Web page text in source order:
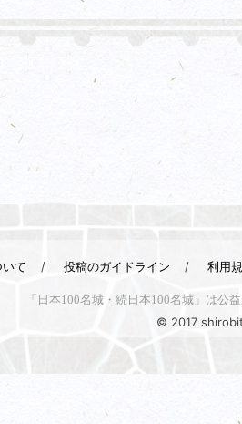
て 投稿のガイドライン 利用
「日本100名城・続日本100名城」は公
© 2017